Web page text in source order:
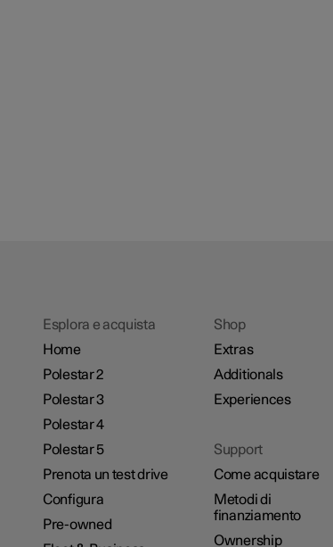
Esplora e acquista
Home
Polestar 2
Polestar 3
Polestar 4
Polestar 5
Prenota un test drive
Configura
Pre-owned
Shop
Extras
Additionals
Experiences
Support
Come acquistare
Metodi di
finanziamento
Ownership